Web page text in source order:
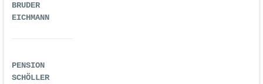
BRUDER
EICHMANN
PENSION
SCHÖLLER